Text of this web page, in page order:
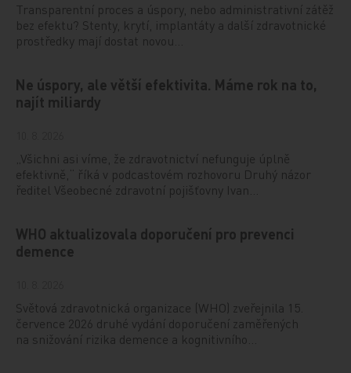
Transparentní proces a úspory, nebo administrativní zátěž
bez efektu? Stenty, krytí, implantáty a další zdravotnické
prostředky mají dostat novou…
Ne úspory, ale větší efektivita. Máme rok na to,
najít miliardy
„Všichni asi víme, že zdravotnictví nefunguje úplně
efektivně,“ říká v podcastovém rozhovoru Druhý názor
ředitel Všeobecné zdravotní pojišťovny Ivan…
WHO aktualizovala doporučení pro prevenci
demence
Světová zdravotnická organizace (WHO) zveřejnila 15.
července 2026 druhé vydání doporučení zaměřených
na snižování rizika demence a kognitivního…